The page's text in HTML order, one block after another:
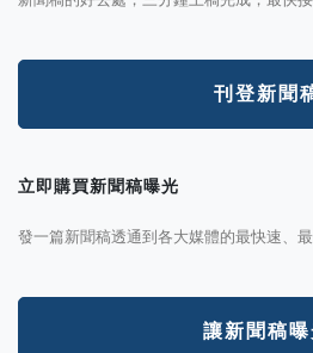
刊登新聞
立即購買新聞稿曝光
發一篇新聞稿透通到各大媒體的最快速、
讓新聞稿